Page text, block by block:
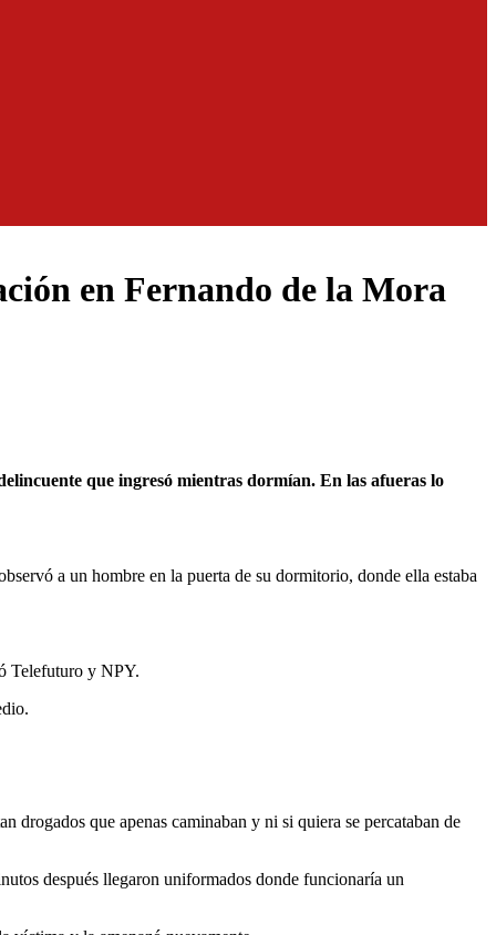
en Fernando de la Mora
a un hombre en la puerta de su dormitorio, donde ella estaba
Telefuturo y NPY.
drogados que apenas caminaban y ni si quiera se percataban de
después llegaron uniformados donde funcionaría un